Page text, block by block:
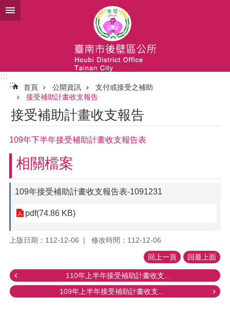
跳到主要內容區塊
:::
:::
首頁 公開資訊
支付或接受之補助
接受補助計畫收支報告
接受補助計畫收支報告
109年下半年接受補助計畫收支報告表
相關檔案
109年接受補助計畫收支報告表-1091231
pdf(74.86 KB)
上版日期：112-12-06 修改時間：112-12-06
回上一頁 回最上面
110年上半年接受補助計畫收支...
109年上半年接受補助計畫收支...